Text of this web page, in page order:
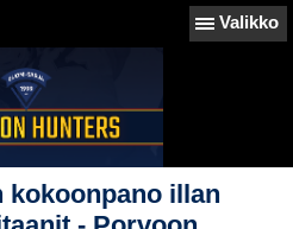
Valikko
kokoonpano illan